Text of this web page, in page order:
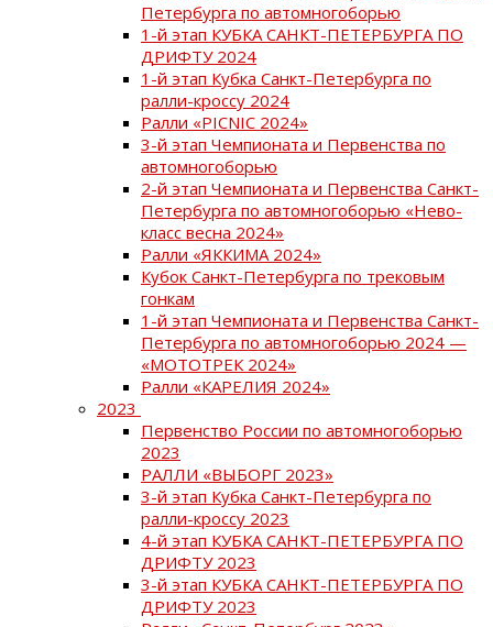
Петербурга по автомногоборью
1-й этап КУБКА САНКТ-ПЕТЕРБУРГА ПО
ДРИФТУ 2024
1-й этап Кубка Санкт-Петербурга по
ралли-кроссу 2024
Ралли «PICNIC 2024»
3-й этап Чемпионата и Первенства по
автомногоборью
2-й этап Чемпионата и Первенства Санкт-
Петербурга по автомногоборью «Нево-
класс весна 2024»
Ралли «ЯККИМА 2024»
Кубок Санкт-Петербурга по трековым
гонкам
1-й этап Чемпионата и Первенства Санкт-
Петербурга по автомногоборью 2024 —
«МОТОТРЕК 2024»
Ралли «КАРЕЛИЯ 2024»
2023
Первенство России по автомногоборью
2023
РАЛЛИ «ВЫБОРГ 2023»
3-й этап Кубка Санкт-Петербурга по
ралли-кроссу 2023
4-й этап КУБКА САНКТ-ПЕТЕРБУРГА ПО
ДРИФТУ 2023
3-й этап КУБКА САНКТ-ПЕТЕРБУРГА ПО
ДРИФТУ 2023